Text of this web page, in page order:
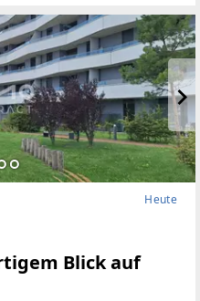
Heute
Blick auf